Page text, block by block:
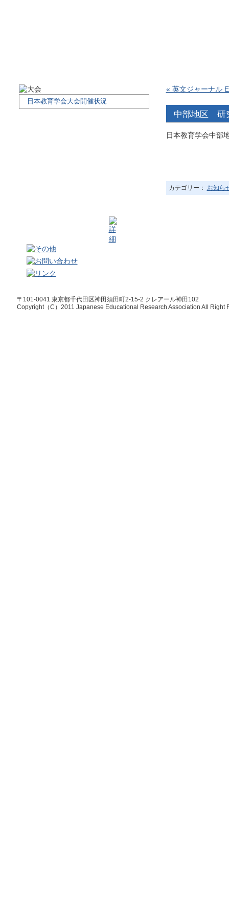
日本教育学会大会開催状況
« 英文ジャーナル
中部地区 研
日本教育学会中部
カテゴリー： お知ら
〒101-0041 東京都千代田区神田須田町2-15-2 クレアール神田102
Copyright（C）2011 Japanese Educational Research Association All Right